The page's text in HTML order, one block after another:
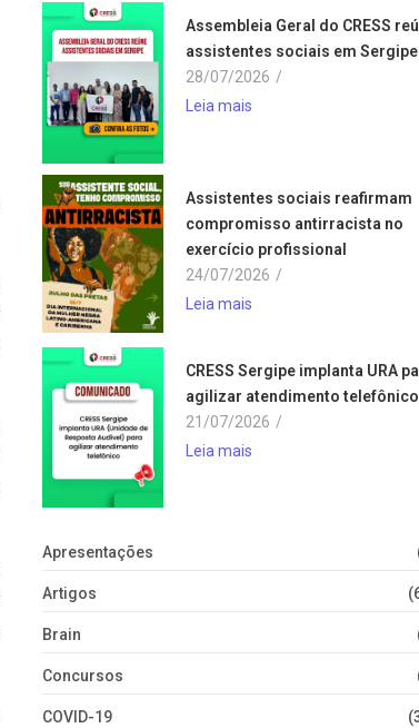
Assembleia Geral do CRESS
assistentes sociais em Sergipe
28/07/2026 /
Leia mais
Assistentes sociais reafirmam
compromisso antirracista no
exercício profissional
24/07/2026 /
Leia mais
CRESS Sergipe implanta URA
agilizar atendimento telefônico
21/07/2026 /
Leia mais
Apresentações
Artigos
Brain
Concursos
COVID-19